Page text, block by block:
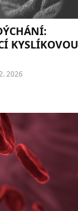
KYSLÍKOVOU
2026